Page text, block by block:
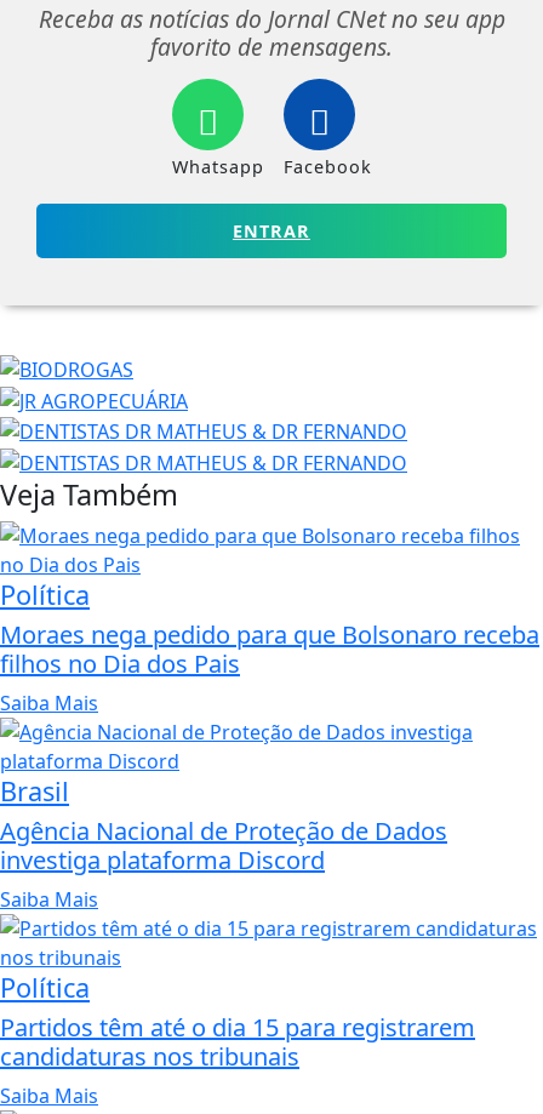
Receba as notícias do Jornal CNet no seu app
favorito de mensagens.
Whatsapp Facebook
ENTRAR
Veja Também
Política
Moraes nega pedido para que Bolsonaro receba
filhos no Dia dos Pais
Saiba Mais
Brasil
Agência Nacional de Proteção de Dados
investiga plataforma Discord
Saiba Mais
Política
Partidos têm até o dia 15 para registrarem
candidaturas nos tribunais
Saiba Mais